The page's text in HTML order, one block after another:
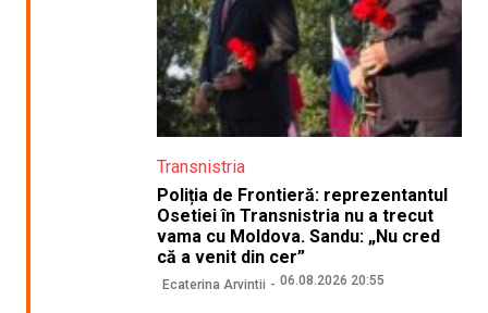
Transnistria
Poliția de Frontieră: reprezentantul
Osetiei în Transnistria nu a trecut
vama cu Moldova. Sandu: „Nu cred
că a venit din cer”
Ecaterina Arvintii 06.08.2026 20:55